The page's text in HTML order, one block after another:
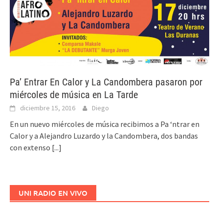
Pa’ Entrar En Calor y La Candombera pasaron por
miércoles de música en La Tarde
diciembre 15, 2016 Diego
En un nuevo miércoles de música recibimos a Pa ‘ntrar en
Calor y a Alejandro Luzardo y la Candombera, dos bandas
con extenso [...]
UNI RADIO EN VIVO